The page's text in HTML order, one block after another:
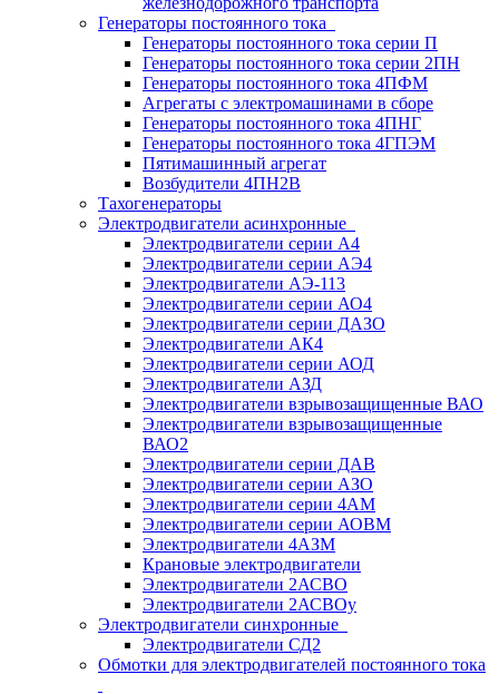
Генераторы постоянного тока
Генераторы постоянного тока серии П
Генераторы постоянного тока серии 2ПН
Генераторы постоянного тока 4ПФМ
Агрегаты с электромашинами в сборе
Генераторы постоянного тока 4ПНГ
Генераторы постоянного тока 4ГПЭМ
Пятимашинный агрегат
Возбудители 4ПН2В
Тахогенераторы
Электродвигатели асинхронные
Электродвигатели серии А4
Электродвигатели серии АЭ4
Электродвигатели АЭ-113
Электродвигатели серии АО4
Электродвигатели серии ДАЗО
Электродвигатели АК4
Электродвигатели серии АОД
Электродвигатели АЗД
Электродвигатели взрывозащищенные ВАО
Электродвигатели взрывозащищенные
ВАО2
Электродвигатели серии ДАВ
Электродвигатели серии АЗО
Электродвигатели серии 4АМ
Электродвигатели серии АОВМ
Электродвигатели 4АЗМ
Крановые электродвигатели
Электродвигатели 2АСВО
Электродвигатели 2АСВОу
Электродвигатели синхронные
Электродвигатели СД2
Обмотки для электродвигателей постоянного тока